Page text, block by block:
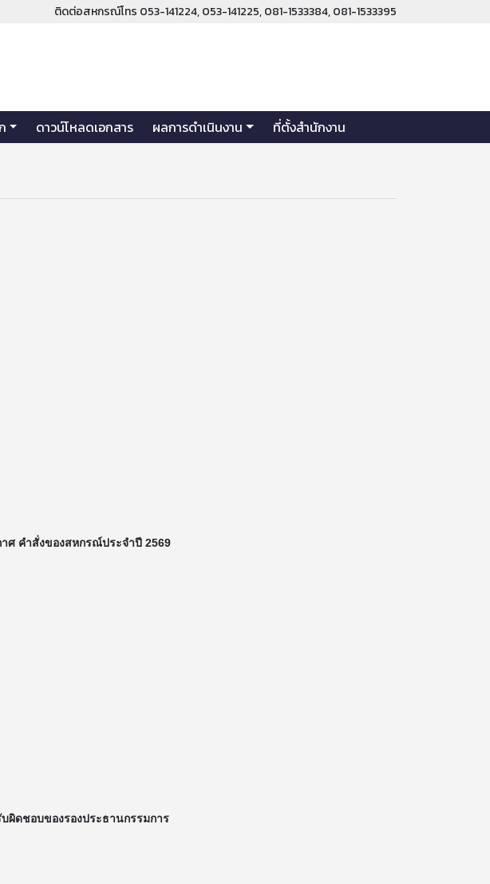
ติดต่อสหกรณ์โทร 053-141224, 053-141225, 081-1533384, 081-1533395
ดาวน์โหลดเอกสาร ผลการดำเนินงาน ที่ตั้งสำนักงาน
ศ คำสั่งของสหกรณ์ประจำปี 2569
ผิดชอบของรองประธานกรรมการ